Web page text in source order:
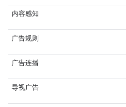
内容感知
广告规则
广告连播
导视广告